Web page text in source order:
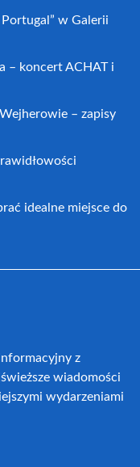
w Galerii
– koncert ACHAT i
– zapisy
idealne miejsce do
z
wiadomości
wydarzeniami